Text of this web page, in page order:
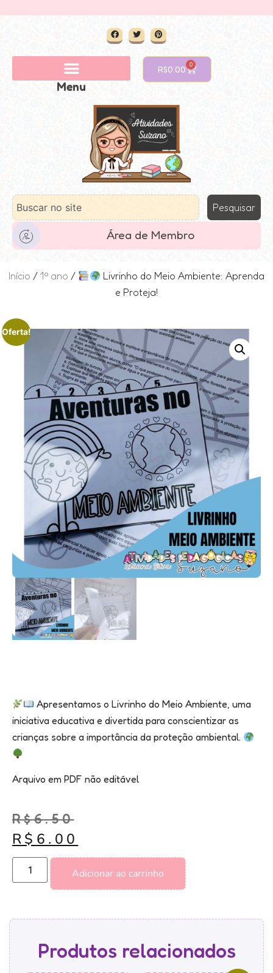
Menu
R$0.00 0
Pesquisar
Área de Membro
Início /1º ano /
Livrinho do Meio Ambiente: Aprenda
e Proteja!
Oferta!
Apresentamos o Livrinho do Meio Ambiente, uma
iniciativa educativa e divertida para conscientizar as
crianças sobre a importância da proteção ambiental.
Arquivo em PDF não editável
R$6.50
R$ 6.00
Adicionar ao carrinho
Produtos relacionados